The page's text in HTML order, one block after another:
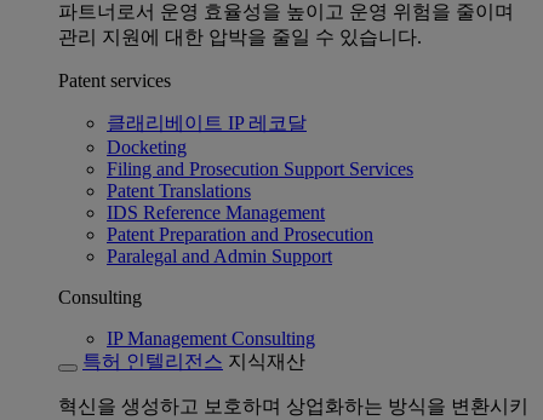
파트너로서 운영 효율성을 높이고 운영 위험을 줄이며
관리 지원에 대한 압박을 줄일 수 있습니다.
Patent services
클래리베이트 IP 레코달
Docketing
Filing and Prosecution Support Services
Patent Translations
IDS Reference Management
Patent Preparation and Prosecution
Paralegal and Admin Support
Consulting
IP Management Consulting
특허 인텔리전스 지식재산
혁신을 생성하고 보호하며 상업화하는 방식을 변환시키